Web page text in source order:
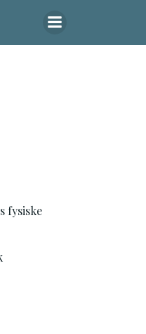
fysiske